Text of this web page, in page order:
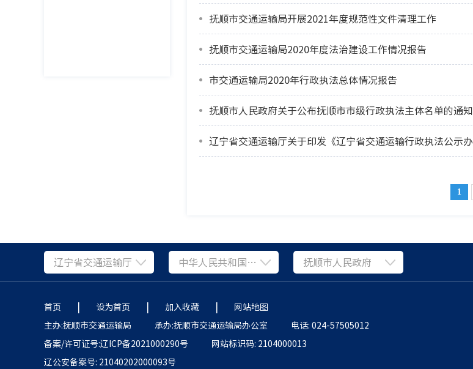
抚顺市交通运输局开展2021年度规范性文件清理工作
抚顺市交通运输局2020年度法治建设工作情况报告
市交通运输局2020年行政执法总体情况报告
抚顺市人民政府关于公布抚顺市市级行政执法主体名单的通知
1
辽宁省交通运输厅 中华人民共和国交通运输部 抚顺市人民政府
首页 | 设为首页 | 加入收藏 |
网站地图
主办:抚顺市交通运输局
承办:抚顺市交通运输局办公室
电话: 024-57505012
备案/许可证号:辽ICP备2021000290号
网站标识码: 2104000013
辽公安备案号: 21040202000093号